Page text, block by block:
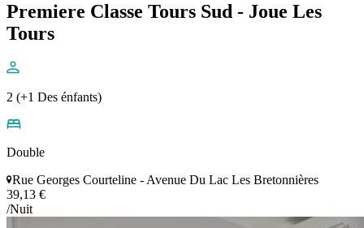
Premiere Classe Tours Sud - Joue Les
Tours
2 (+1 Des énfants)
Double
Rue Georges Courteline - Avenue Du Lac Les Bretonnières
39,13 €
/Nuit